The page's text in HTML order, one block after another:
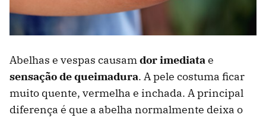
Abelhas e vespas causamdor imediatae
sensação de queimadura. A pele costuma ficar
muito quente, vermelha e inchada. A principal
diferença é que a abelha normalmente deixa o